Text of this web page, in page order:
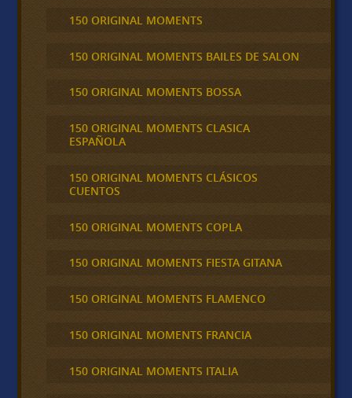
150 ORIGINAL MOMENTS
150 ORIGINAL MOMENTS BAILES DE SALON
150 ORIGINAL MOMENTS BOSSA
150 ORIGINAL MOMENTS CLASICA
ESPAÑOLA
150 ORIGINAL MOMENTS CLÁSICOS
CUENTOS
150 ORIGINAL MOMENTS COPLA
150 ORIGINAL MOMENTS FIESTA GITANA
150 ORIGINAL MOMENTS FLAMENCO
150 ORIGINAL MOMENTS FRANCIA
150 ORIGINAL MOMENTS ITALIA